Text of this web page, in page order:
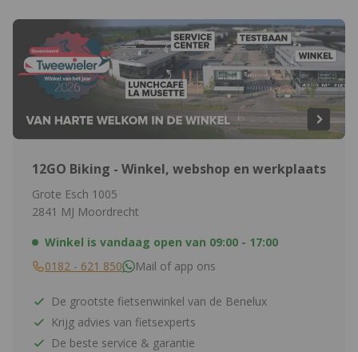
12GO Biking - Winkel, webshop en werkplaats
Grote Esch 1005
2841 MJ Moordrecht
Winkel is vandaag open van 09:00 - 17:00
0182 - 621 850
Mail of app ons
De grootste fietsenwinkel van de Benelux
Krijg advies van fietsexperts
De beste service & garantie